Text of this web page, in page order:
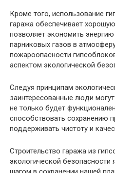
Кроме того, использование
гаража обеспечивает
позволяет экономить
парниковых газов в
пожароопасности
аспектом экологической
Следуя принципам
заинтересованные люди
не только будет
способствовать сохранению
поддерживать чистоту и
Строительство гаража из
экологической безопасности